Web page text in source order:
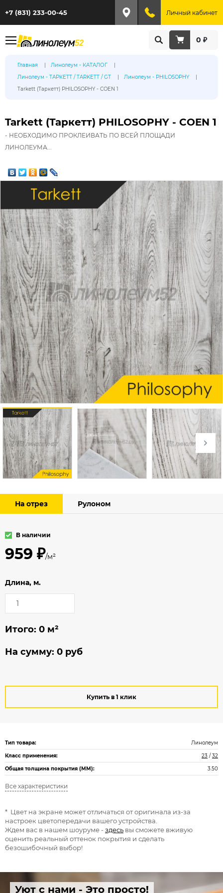
+7 (831) 233-00-45 Личный кабинет
0 ₽
Главная
Линолеум - КАТАЛОГ
Линолеум - ТАРКЕТТ / TARKETT / GT
Линолеум - PHILOSOPHY
Tarkett (Таркетт) PHILOSOPHY - COEN 1
Tarkett (Таркетт) PHILOSOPHY - COEN 1
- НЕОБХОДИМО ПРОКЛЕИВАТЬ ПО ВСЕЙ ПЛОЩАДИ
ЛИНОЛЕУМА...
На отрез Рулоном
В наличии
959 ₽/м²
Длина, м.
Итого: 0 м²
На сумму: 0 руб
Купить в 1 клик
Тип товара:
Линолеум
Класс применения:
23 / 32
Общая толщина покрытия (ММ):
3.50
Все характеристики
* Цвет на экране может отличаться от оригинала из-за
настроек цветопередачи вашего устройства.
Ждем вас в нашем шоуруме -здесь вы сможете вживую
оценить реальный оттенок покрытия и сделать
безошибочный выбор!
Уют с нами - Это просто!